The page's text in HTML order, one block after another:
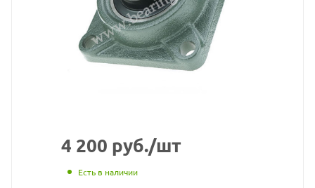
сайта
https://
по
разрешения
владельца
4 200 руб./шт
Есть в наличии